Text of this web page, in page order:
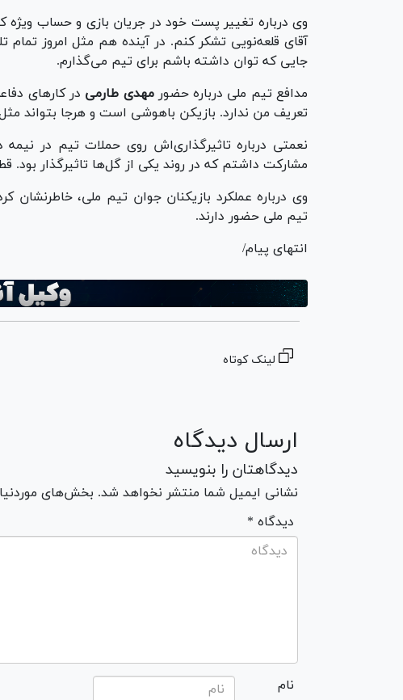
وی درباره تغییر پست خود در جریان بازی و حساب ویژه
آقای قلعه‌نویی تشکر کنم. در آینده هم مثل امروز تمام
جایی که توان داشته باشم برای تیم می‌گذارم.
مدافع تیم ملی درباره حضورمهدی طارمی در کار‌های
تعریف من ندارد. بازیکن باهوشی است و هرجا بتواند
نعمتی درباره تاثیرگذاری‌اش روی حملات تیم در
مشارکت داشتم که در روند یکی از گل‌ها تاثیرگذار بود.
وی درباره عملکرد بازیکنان جوان تیم ملی،
تیم ملی حضور دارند.
انتهای پیام/
لینک کوتاه
ارسال دیدگاه
دیدگاهتان را بنویسید
نشانی ایمیل شما منتشر نخواهد شد. بخش‌های
* دیدگاه
نام